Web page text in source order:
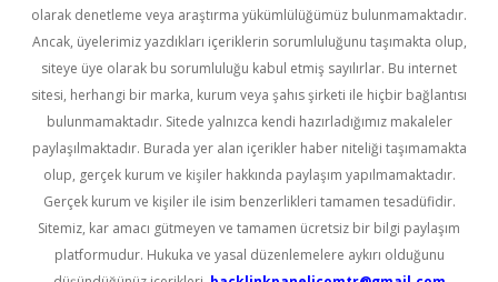
olarak denetleme veya araştırma yükümlülüğümüz bulunmamaktadır.
Ancak, üyelerimiz yazdıkları içeriklerin sorumluluğunu taşımakta olup,
siteye üye olarak bu sorumluluğu kabul etmiş sayılırlar. Bu internet
sitesi, herhangi bir marka, kurum veya şahıs şirketi ile hiçbir bağlantısı
bulunmamaktadır. Sitede yalnızca kendi hazırladığımız makaleler
paylaşılmaktadır. Burada yer alan içerikler haber niteliği taşımamakta
olup, gerçek kurum ve kişiler hakkında paylaşım yapılmamaktadır.
Gerçek kurum ve kişiler ile isim benzerlikleri tamamen tesadüfidir.
Sitemiz, kar amacı gütmeyen ve tamamen ücretsiz bir bilgi paylaşım
platformudur. Hukuka ve yasal düzenlemelere aykırı olduğunu